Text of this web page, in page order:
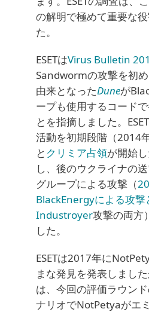
の解明で極めて重要な
た。
ESETはVirus Bulletin
Sandwormの攻撃を初
由来となったDuneが
ープも使用するコード
とを指摘しました。
活動を初期段階（2014
と クリミア占領が開始
し、後のウクライナの
グループによる攻撃（
BlackEnergyによる攻
Industroyer攻撃の両方
した。
ESETは2017年に
まな発見を発表しまし
は、今回の評価ラウン
ナリオでNotPetyaがエ